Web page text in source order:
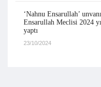
‘Nahnu Ensarullah’
Ensarullah Meclisi 2024
yaptı
23/10/2024